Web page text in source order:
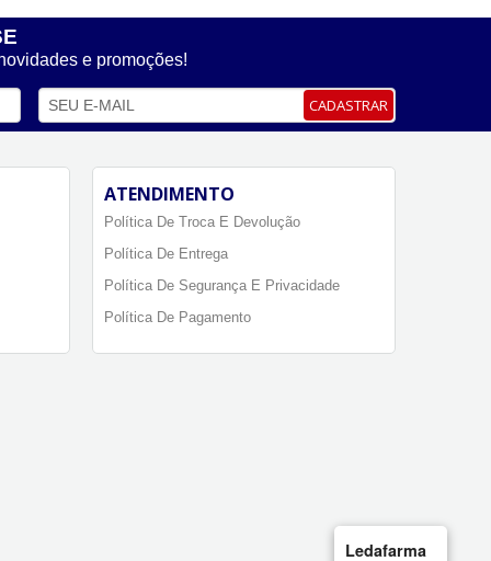
Ledafarma
e promoções!
CADASTRAR
ATENDIMENTO
Política De Troca E Devolução
Política De Entrega
Política De Segurança E Privacidade
Política De Pagamento